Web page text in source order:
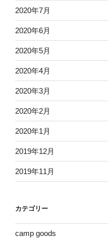
2020年7月
2020年6月
2020年5月
2020年4月
2020年3月
2020年2月
2020年1月
2019年12月
2019年11月
カテゴリー
camp goods